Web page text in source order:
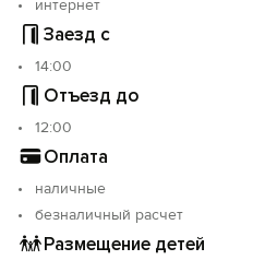
интернет
Заезд с
14:00
Отъезд до
12:00
Оплата
наличные
безналичный расчет
Размещение детей